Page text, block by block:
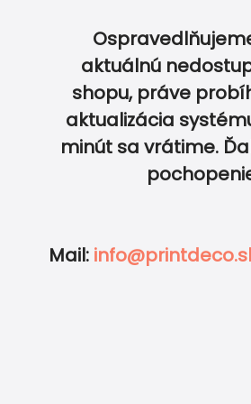
aktuálnú
shopu, práve
aktualizácia
minút sa vrátime.
Mail:
ZDARMA
Zobraziť